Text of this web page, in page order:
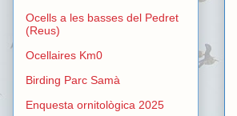
Ocells a les basses del Pedret
(Reus)
Ocellaires Km0
Birding Parc Samà
Enquesta ornitològica 2025